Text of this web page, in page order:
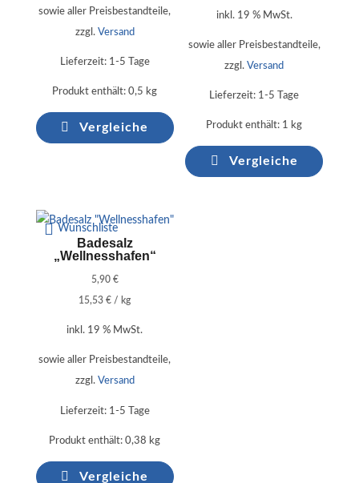
sowie aller Preisbestandteile,
zzgl. Versand
Lieferzeit: 1-5 Tage
Produkt enthält: 0,5 kg
Vergleiche
inkl. 19 % MwSt.
sowie aller Preisbestandteile,
zzgl.Versand
Lieferzeit: 1-5 Tage
Produkt enthält: 1 kg
Vergleiche
Wunschliste
Badesalz
„Wellnesshafen“
5,90 €
15,53€ / kg
inkl. 19 % MwSt.
sowie aller Preisbestandteile,
zzgl. Versand
Lieferzeit: 1-5 Tage
Produkt enthält: 0,38 kg
Vergleiche